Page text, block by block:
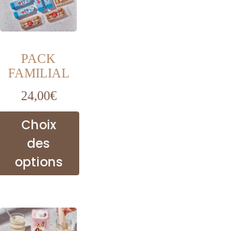
PACK
FAMILIAL
24,00€
Choix
des
options
Ce
produit
a
plusieurs
variations.
options
peuvent